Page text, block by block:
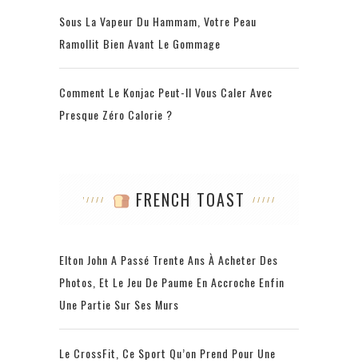
Sous La Vapeur Du Hammam, Votre Peau
Ramollit Bien Avant Le Gommage
Comment Le Konjac Peut-Il Vous Caler Avec
Presque Zéro Calorie ?
FRENCH TOAST
Elton John A Passé Trente Ans À Acheter Des
Photos, Et Le Jeu De Paume En Accroche Enfin
Une Partie Sur Ses Murs
Le CrossFit, Ce Sport Qu’on Prend Pour Une